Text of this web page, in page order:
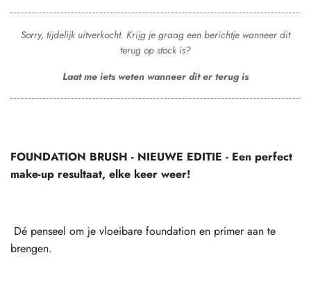
Sorry, tijdelijk uitverkocht. Krijg je graag een berichtje wanneer dit
terug op stock is?
Laat me iets weten wanneer dit er terug is
FOUNDATION BRUSH - NIEUWE EDITIE - Een perfect
make-up resultaat, elke keer weer!
Dé penseel om je vloeibare foundation en primer aan te
brengen.